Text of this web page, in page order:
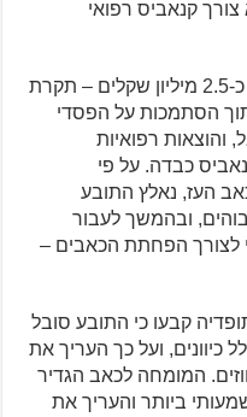
קנאביס רפואי
סכום התביעה נגד 'הפול' נקבע על כ-2.5 מיליון שקלים – תקרת
הסתמכות על הפסדי
והוצאות רפואיות
כבדה. על פי
העז, נאלץ התובע
ובהמשך לעבור
לצורך הפחתת הכאבים –
קבעו כי התובע סובל
ועל כך העריך את
בשיעור מצטבר של 35% אחוזים. המומחה לכאב הגדיר
ביותר והעריך את